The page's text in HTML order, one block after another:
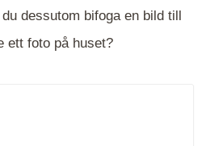
dessutom bifoga en bild till
ett foto på huset?